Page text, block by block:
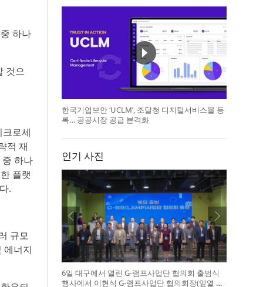
하나
것으
크로세
적 재
하나
플랫
.
규모
너지
한국기업보안 ‘UCLM’, 조달청 디지털서비스몰 등
록… 공공시장 공급 본격화
인기 사진
6일 대구에서 열린 G-램프사업단 협의회 출범식
행사에서 이현식 G-램프사업단 협의회장(앞열 왼